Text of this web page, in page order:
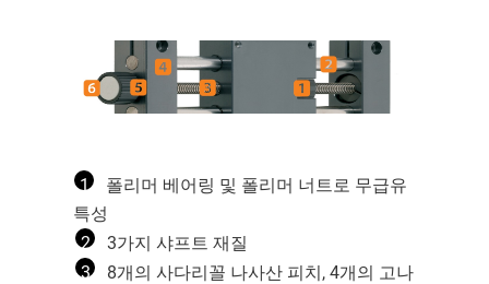
1
폴리머 베어링 및 폴리머 너트로 무급유
특성
2
3가지 샤프트 재질
3
8개의 사다리꼴 나사산 피치, 4개의 고나